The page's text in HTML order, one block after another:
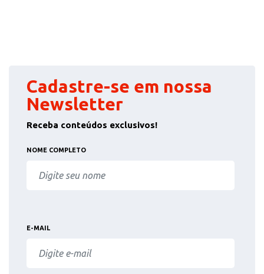
Cadastre-se em nossa
Newsletter
Receba conteúdos exclusivos!
NOME COMPLETO
E-MAIL